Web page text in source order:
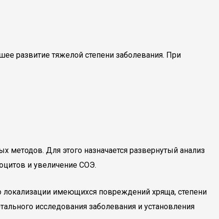
развитие тяжелой степени заболевания. При
Для этого назначается развернутый анализ
и увеличение СОЭ.
имеющихся повреждений хряща, степени
исследования заболевания и установления